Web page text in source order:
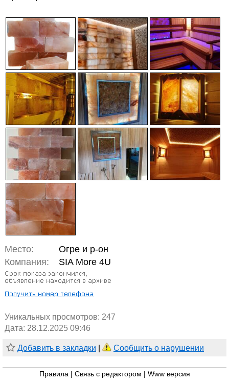
Место:
Огре и р-он
Компания:
SIA More 4U
Уникальных просмотров: 247
Дата: 28.12.2025 09:46
Добавить в закладки Сообщить о нарушении
Правила Связь с редактором Www версия